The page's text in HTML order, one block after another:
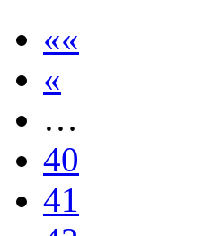
««
«
…
40
41